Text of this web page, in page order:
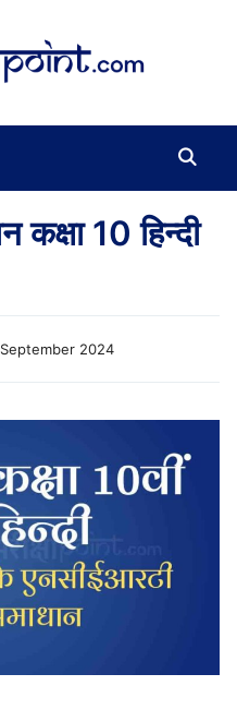
कक्षा 10 हिन्दी
2024